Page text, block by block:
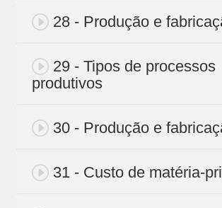
28 - Produção e
29 - Tipos de processos
produtivos
30 - Produção e
31 - Custo de matéria-